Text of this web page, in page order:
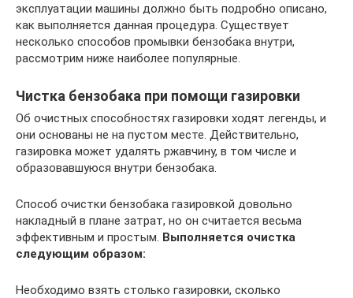
эксплуатации машины должно быть подробно описано,
как выполняется данная процедура. Существует
несколько способов промывки бензобака внутри,
рассмотрим ниже наиболее популярные.
Чистка бензобака при помощи газировки
Об очистных способностях газировки ходят легенды, и
они основаны не на пустом месте. Действительно,
газировка может удалять ржавчину, в том числе и
образовавшуюся внутри бензобака.
Способ очистки бензобака газировкой довольно
накладный в плане затрат, но он считается весьма
эффективным и простым. Выполняется очистка
следующим образом:
Необходимо взять столько газировки, сколько